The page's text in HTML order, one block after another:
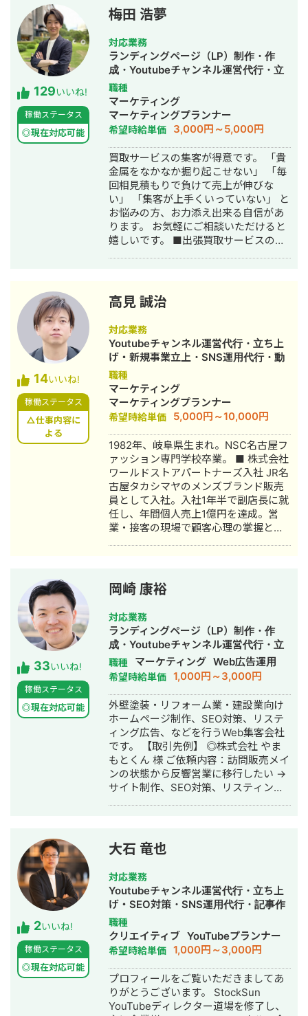
ロジェクトに全力で取り組みます。
また、常にレスを早めに対応を心がけ
ておりまして24時間365日対応が可能
です。 実際、弊社は地域名＋施術で上
位表示が得意得意で、かなりの施術名
をハックしています。 また、医療広告
ガイドライン、薬機法にも対応した知
見もあり安全性にも対応しておりま
す。 ■実績■ ・某美容系ビックワード
で圏外→10位以内（半年） ・美容施術
系ビッグワード 2位 ・新規患者数PV
が3ヶ月で２倍 ・半年で新規患者数が
1.5倍！
129いいね!
稼働ステータス
◎現在対応可能
梅田 浩夢
対応業務
ランディングページ（LP）制作・作
成・Youtubeチャンネル運営代行・立
ち上げ・SEO対策・SNS運用代行・記
事作成代行・ライティング・ホームペ
ージ制作・作成・リスティング広告運
用代行・オウンドメディア制作・構
築・運用代行
職種
マーケティング
マーケティングプランナー
希望時給単価 3,000円～5,000円
買取サービスの集客が得意です。 「貴
金属をなかなか掘り起こせない」 「毎
回相見積もりで負けて売上が伸びな
い」 「集客が上手くいっていない」 と
お悩みの方、お力添え出来る自信があ
ります。 お気軽にご相談いただけると
嬉しいです。 ■出張買取サービスの集
ケ支援会社（当時社員7名）にインター
ンとして参画し、案件獲得に向けた自
社集客（SEO・Web広告運用・LP制
作・YouTubeチャンネル運用・メール
マーケティング等）を担当。 2022年3
月 名古屋大学理学部数学科卒。 2022
年4月〜 Webマーケ会社勤務。人材
系クライアントを主に担当。 2024年11
月 これまでの経験を活かして独立し、
株式会社プラマーケを設立。 ホームペ
ージ：https://plumarke.co.jp/ ■実績
（※一部抜粋） #広告運用 ・出張買取
サービスにて、ROAS350%など、好調
な事例が複数あり。 ・StockSun営業
代行サービス「カリトルくん」、
StockSunサロンの広告運用を担当。
・ベンチャー企業~大手企業のWebマ
ーケティング支援に携わり、Web広告
運用、LP制作を担当。費用対効果を
対策を1人で担当し、月間アクセス数を
約7倍(3,000→約22,000)、月間問い合
わせ件数を1件から4〜5件まで成長。
・人材系SEOメディアにてKW「商標名
+評判」で1位、「転職エージェント お
すすめ」で10位以内を獲得。
#YouTube ・法人向けYouTubeチャン
ネル運営に立ち上げ時から携わり、チ
ャンネル登録者数4,000人、月間商談獲
得10〜15件達成。 →企画、台本作成、
撮影、編集、分析全て担当。 ■ 主な経
験業界 ・買取サービス ・不用品回収
・人材紹介：toC/toBいずれも経験あり
・営業代行 ・SaaS ・広告代理店 ・飲
食店 ・官公庁
14いいね!
稼働ステータス
△仕事内容に
よる
高見 誠治
対応業務
Youtubeチャンネル運営代行・立ち上
げ・新規事業立上・SNS運用代行・動
画制作・動画編集
職種
マーケティング
マーケティングプランナー
希望時給単価 5,000円～10,000円
1982年、岐阜県生まれ。NSC名古屋フ
ァッション専門学校卒業。 ■ 株式会社
ワールドストアパートナーズ入社 JR名
古屋タカシマヤのメンズブランド販売
員として入社。入社1年半で副店長に就
任し、年間個人売上1億円を達成。営
業・接客の現場で顧客心理の掌握と売
26歳で退職。国家資格取得を目指し医
療短期大学へ入学。 ■ 柔道整復師 国
家資格取得・整形外科入職 資格取得
後、岐阜県内の整形外科クリニックに
入職。臨床の現場で集客・経営課題を
肌で感じ、デジタルマーケティングへ
の関心が深まる。 ■ 誠美接骨院 創
業・FC学習塾 オーナー就任 岐阜県に
「誠美接骨院」を開業。県下初の取り
組みとして交通事故専門弁護士法人と
の業務提携を締結し、客単価80,000円
の高単価ビジネスモデルを確立。その
後、FC学習塾「キミノスクール岐阜
校」のオーナーとしても教育事業に参
入。自院・塾の集客でSNSやLINEを活
用したデジタルマーケティングを実
践・検証する中で、中小企業向けの
RYS REALIZE 代表取締役（創業・現在
13年目） 「地域の利益を生み出し課題
解決を実現する（Regional Yield
Solution REALIZE）」をミッションに
掲げ、岐阜県を拠点に全国の中小企
業・スタートアップを対象としたSNS
プロモーション・デジタルPR戦略支援
事業を展開。 Instagram・X・
TikTok・YouTube・LINEの全SNSプラ
ットフォームに対応した一気通貫の伴
走型PR支援を提供し、累計支援実績
300社以上。Lステップ正規代理店・iス
テップ正規代理店として、LINE・
33いいね!
稼働ステータス
◎現在対応可能
岡崎 康裕
対応業務
ランディングページ（LP）制作・作
成・Youtubeチャンネル運営代行・立
ち上げ・SEO対策・新規事業立上・
SNS運用代行・記事作成代行・ライテ
ィング・ホームページ制作・作成・バ
ナー制作・デザイン・リスティング広
告運用代行・オウンドメディア制作・
構築・運用代行・動画制作・動画編集
職種 マーケティング Web広告運用
希望時給単価 1,000円～3,000円
外壁塗装・リフォーム業・建設業向け
ホームページ制作、SEO対策、リステ
ィング広告、などを行うWeb集客会社
です。 【取引先例】 ◎株式会社 やま
もとくん 様 ご依頼内容：訪問販売メイ
ンの状態から反響営業に移行したい →
サイト制作、SEO対策、リスティング
ムコーポレーション（ユーペイント）
様 ご依頼内容：Web集客を依頼したい
→サイト制作、SEO対策、リスティン
グ広告運用を実施 ◎商工会・業界メデ
ィア支援例 「東村山市商工会」様 「外
壁塗装の窓口」様 ほか多数 ◎難関キー
ワードで上位表示 ・「屋根」で1位 ・
「ガルバリウム 鋼板」で1位 ・「塗り
壁」で1位 ・「外壁塗装」で3位 ・「埼
玉 リフォーム」「千葉県 外壁塗装」
「つくば市 外壁塗装」など地域キーワ
ードでも1位を多数獲得 【自己紹介】
・高校卒業後、札幌市で老舗の施工会
2いいね!
稼働ステータス
◎現在対応可能
大石 竜也
対応業務
Youtubeチャンネル運営代行・立ち上
げ・SEO対策・SNS運用代行・記事作
成代行・ライティング・動画制作・動
画編集・AI活用
職種
クリエイティブ YouTubeプランナー
希望時給単価 1,000円～3,000円
プロフィールをご覧いただきましてあ
りがとうございます。 StockSun
YouTubeディレクター道場を修了し、